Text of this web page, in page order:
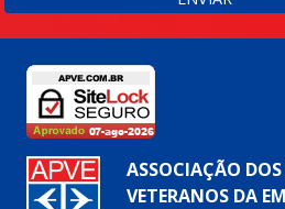
ASSOCIAÇÃO
VETERANOS DA